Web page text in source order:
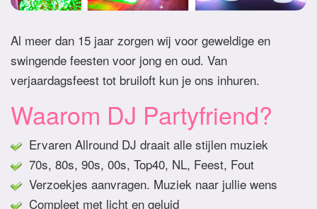
Al meer dan 15 jaar zorgen wij voor geweldige en
swingende feesten voor jong en oud. Van
verjaardagsfeest tot bruiloft kun je ons inhuren.
Waarom DJ Partyfriend?
Ervaren Allround DJ draait alle stijlen muziek
70s, 80s, 90s, 00s, Top40, NL, Feest, Fout
Verzoekjes aanvragen. Muziek naar jullie wens
Compleet met licht en geluid